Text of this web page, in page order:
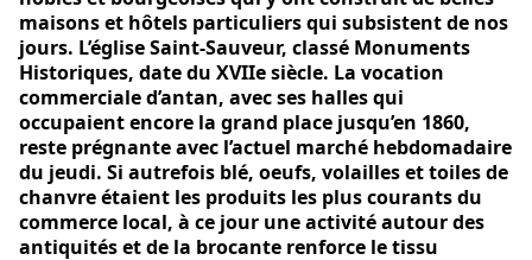
maisons et hôtels particuliers qui subsistent de nos
jours. L’église Saint-Sauveur, classé Monuments
Historiques, date du XVIIe siècle. La vocation
commerciale d’antan, avec ses halles qui
occupaient encore la grand place jusqu’en 1860,
reste prégnante avec l’actuel marché hebdomadaire
du jeudi. Si autrefois blé, oeufs, volailles et toiles de
chanvre étaient les produits les plus courants du
commerce local, à ce jour une activité autour des
antiquités et de la brocante renforce le tissu